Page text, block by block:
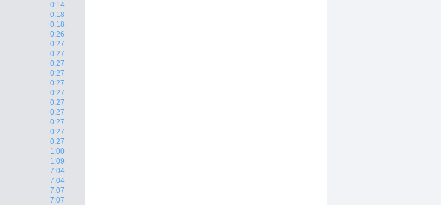
0:14
0:18
0:18
0:26
0:27
0:27
0:27
0:27
0:27
0:27
0:27
0:27
0:27
0:27
0:27
1:00
1:09
7:04
7:04
7:07
7:07